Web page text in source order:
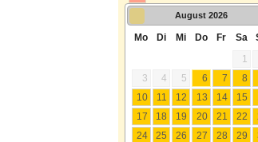
August 2026
Mo Di Mi Do Fr Sa
1
3
4 5 6 7 8
10
11 12 13 14 15
17
18 19 20 21 22
24
25 26 27 28 29